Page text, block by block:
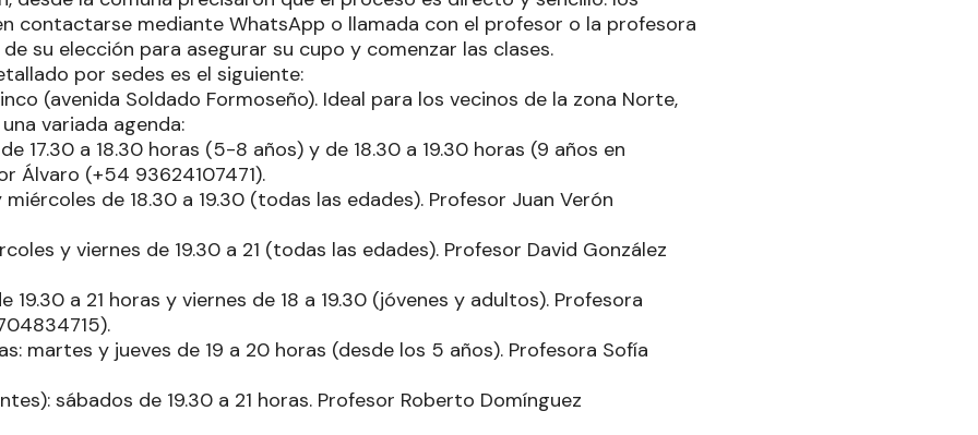
contactarse mediante WhatsApp o llamada con el profesor o la profesora
su elección para asegurar su cupo y comenzar las clases.
por sedes es el siguiente:
(avenida Soldado Formoseño). Ideal para los vecinos de la zona Norte,
variada agenda:
17.30 a 18.30 horas (5-8 años) y de 18.30 a 19.30 horas (9 años en
Álvaro (+54 93624107471).
de 18.30 a 19.30 (todas las edades). Profesor Juan Verón
y viernes de 19.30 a 21 (todas las edades). Profesor David González
19.30 a 21 horas y viernes de 18 a 19.30 (jóvenes y adultos). Profesora
martes y jueves de 19 a 20 horas (desde los 5 años). Profesora Sofía
sábados de 19.30 a 21 horas. Profesor Roberto Domínguez